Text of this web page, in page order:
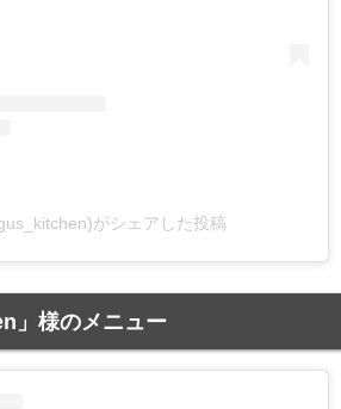
がシェアした投稿
」様のメニュー